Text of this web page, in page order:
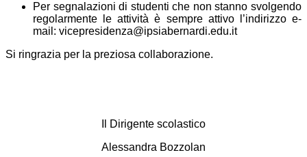
Per segnalazioni di studenti che non stanno svolgendo
regolarmente le attività è sempre attivo l’indirizzo e-
mail: vicepresidenza@ipsiabernardi.edu.it
Si ringrazia per la preziosa collaborazione.
Il Dirigente scolastico
Alessandra Bozzolan